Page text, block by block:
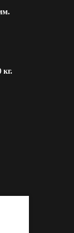
кг.